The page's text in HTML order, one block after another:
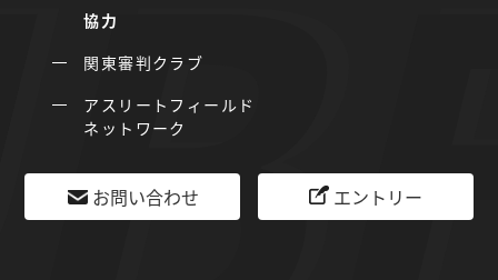
協力
関東審判クラブ
アスリートフィールド
ネットワーク
お問い合わせ エントリー